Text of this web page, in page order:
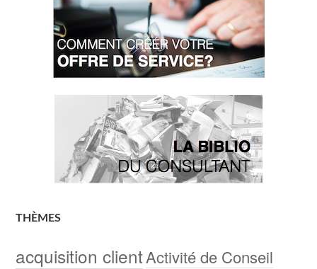
THÈMES
acquisition clientActivité de Conseil